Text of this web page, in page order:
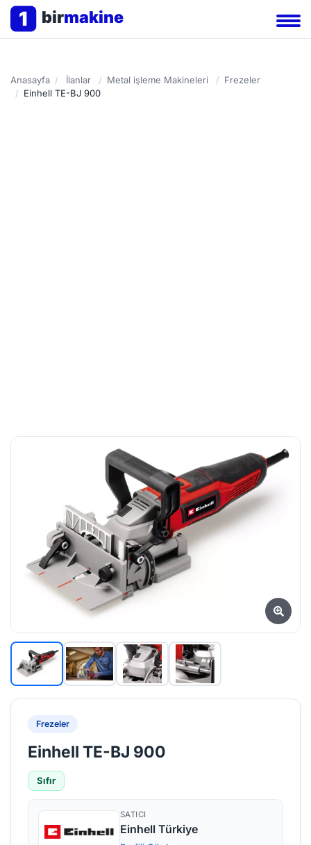
1 birmakine
Anasayfa / İlanlar / Metal işleme Makineleri / Frezeler
/ Einhell TE-BJ 900
Frezeler
Einhell TE-BJ 900
Sıfır
SATICI
Einhell Türkiye